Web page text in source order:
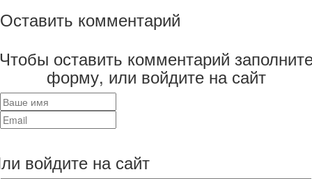
Оставить комментарий
оставить комментарий
форму, или войдите на сайт
войдите на сайт